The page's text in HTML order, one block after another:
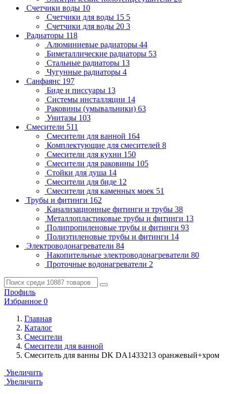
Счетчики воды 10
Счетчики для воды 15 5
Счетчики для воды 20 3
Радиаторы 118
Алюминиевые радиаторы 44
Биметаллические радиаторы 53
Стальные радиаторы 13
Чугунные радиаторы 4
Санфаянс 197
Биде и писсуары 13
Системы инсталляции 14
Раковины (умывальники) 63
Унитазы 103
Смесители 511
Смесители для ванной 164
Комплектующие для смесителей 8
Смесители для кухни 150
Смесители для раковины 105
Стойки для душа 14
Смесители для биде 12
Смесители для каменных моек 51
Трубы и фитинги 162
Канализационные фитинги и трубы 38
Металлопластиковые трубы и фитинги 13
Полипропиленовые трубы и фитинги 93
Полиэтиленовые трубы и фитинги 14
Электроводонагреватели 84
Накопительные электроводонагреватели 80
Проточные водонагреватели 2
Профиль
Избранное 0
Главная
Каталог
Смесители
Смесители для ванной
Смеситель для ванны DK DA1433213 оранжевый+хром
Увеличить
Увеличить